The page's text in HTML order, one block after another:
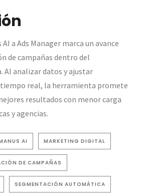
a Ads Manager marca un avance
de campañas dentro del
Al analizar datos y ajustar
real, la herramienta promete
resultados con menor carga
y agencias.
AI MARKETING DIGITAL
DE CAMPAÑAS
SEGMENTACIÓN AUTOMÁTICA